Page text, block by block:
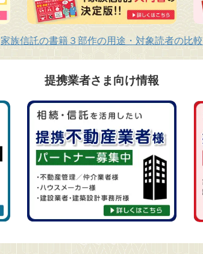
家族信託の書籍３部作の用途・対象読者の比較
提携業者さま向け情報